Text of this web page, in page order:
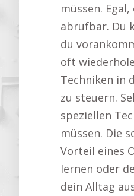
müssen.
abrufbar. Du
du
oft
Techniken in
zu steuern.
speziellen
müssen. Die
Vorteil eines
lernen oder
dein Alltag